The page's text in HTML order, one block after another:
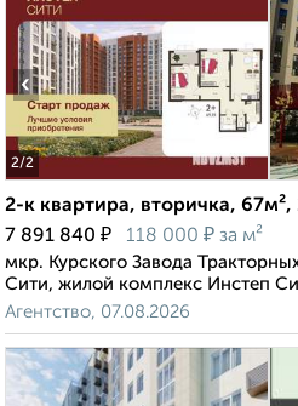
2/2
‹
2-к квартира, вторичка,
7 891 840 ₽ 118 000 ₽ за м²
мкр. Курского Завода
Сити, жилой комплекс Инстеп
Агентство, 07.08.2026